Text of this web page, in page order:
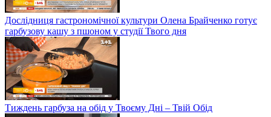
Дослідниця гастрономічної культури Олена Брайченко готує
гарбузову кашу з пшоном у студії Твого дня
Тиждень гарбуза на обід у Твоєму Дні – Твій Обід